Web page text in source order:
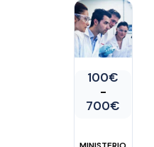
100€
-
700€